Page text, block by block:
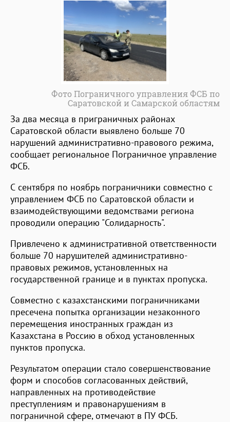
Фото Пограничного управления ФСБ по
Саратовской и Самарской областям
За два месяца в приграничных районах
Саратовской области выявлено больше 70
нарушений административно-правового режима,
сообщает региональное Пограничное управление
ФСБ.
С сентября по ноябрь пограничники совместно с
управлением ФСБ по Саратовской области и
взаимодействующими ведомствами региона
проводили операцию "Солидарность".
Привлечено к административной ответственности
больше 70 нарушителей административно-
правовых режимов, установленных на
государственной границе и в пунктах пропуска.
Совместно с казахстанскими пограничниками
пресечена попытка организации незаконного
перемещения иностранных граждан из
Казахстана в Россию в обход установленных
пунктов пропуска.
Результатом операции стало совершенствование
форм и способов согласованных действий,
направленных на противодействие
преступлениям и правонарушениям в
пограничной сфере, отмечают в ПУ ФСБ.